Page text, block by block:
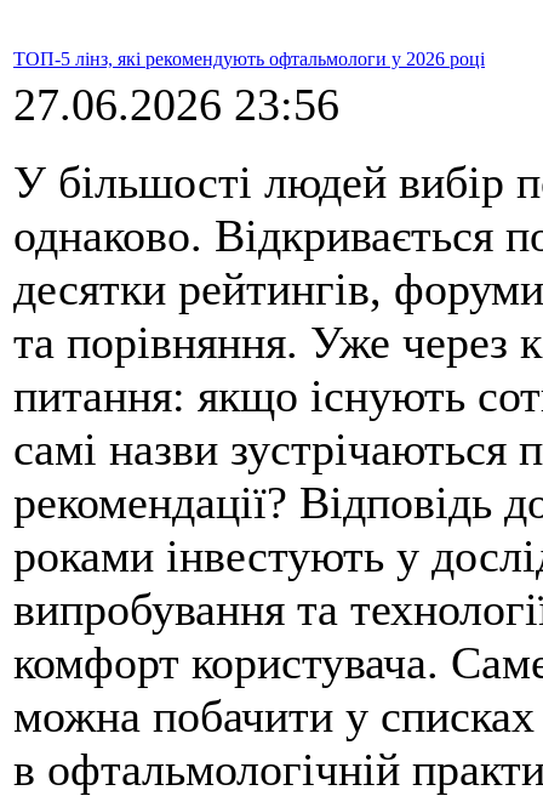
ТОП-5 лінз, які рекомендують офтальмологи у 2026 році
27.06.2026 23:56
У більшості людей вибір
однаково. Відкривається
десятки рейтингів,
та порівняння. Уже через
питання: якщо існують
самі назви зустрічаються
рекомендації? Відповідь
роками інвестують у
випробування та
комфорт користувача.
можна побачити у
в офтальмологічній